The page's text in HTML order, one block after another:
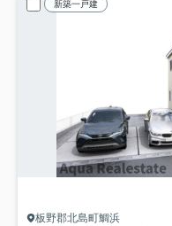
新築一戸建
板野郡北島町鯛浜